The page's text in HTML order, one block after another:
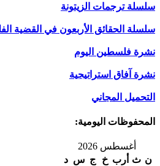
سلسلة ترجمات الزيتونة
سلسلة الحقائق الأربعون في القضية
نشرة فلسطين اليوم
نشرة آفاق استراتيجية
التحميل المجاني
المحفوظات اليومية:
أغسطس 2026
ن ث أرب خ ج س د